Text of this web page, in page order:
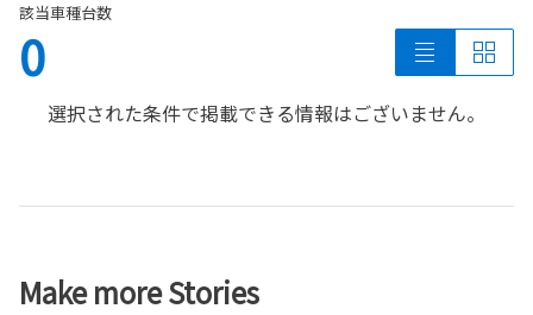
該当車種台数
0
選択された条件で掲載できる情報はございません。
Make more Stories